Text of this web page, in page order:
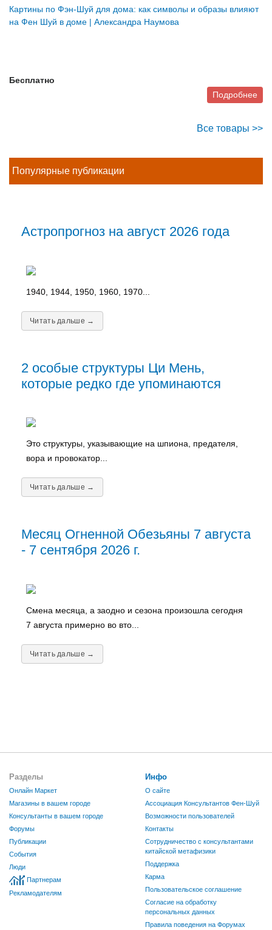
Картины по Фэн-Шуй для дома: как символы и образы влияют
на Фен Шуй в доме | Александра Наумова
Бесплатно
Подробнее
Все товары >>
Популярные публикации
Астропрогноз на август 2026 года
1940, 1944, 1950, 1960, 1970...
Читать дальше →
2 особые структуры Ци Мень,
которые редко где упоминаются
Это структуры, указывающие на шпиона, предателя,
вора и провокатор...
Читать дальше →
Месяц Огненной Обезьяны 7 августа
- 7 сентября 2026 г.
Смена месяца, а заодно и сезона произошла сегодня
7 августа примерно во вто...
Читать дальше →
Разделы
Онлайн Маркет
Магазины в вашем городе
Консультанты в вашем городе
Форумы
Публикации
События
Люди
Партнерам
Рекламодателям
Инфо
О сайте
Ассоциация Консультантов Фен-Шуй
Возможности пользователей
Контакты
Сотрудничество с консультантами
китайской метафизики
Поддержка
Карма
Пользовательское соглашение
Согласие на обработку
персональных данных
Правила поведения на Форумах